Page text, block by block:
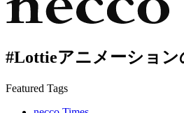
#Lottieアニメーション
Featured Tags